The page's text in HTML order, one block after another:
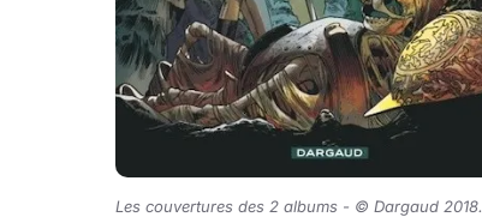
Les couvertures des 2 albums - © Dargaud 2018.